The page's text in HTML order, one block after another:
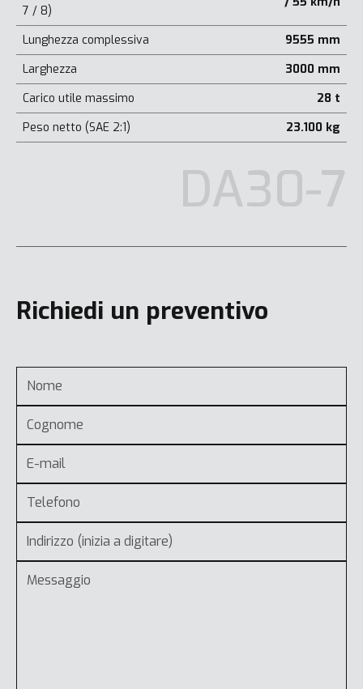
7 / 8)
Lunghezza complessiva
9555 mm
Larghezza
3000 mm
Carico utile massimo
28 t
Peso netto (SAE 2:1)
23.100 kg
DA30-7
Richiedi un preventivo